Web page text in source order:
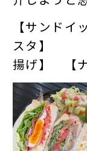
【サン
スタ】
揚げ】 【ナ